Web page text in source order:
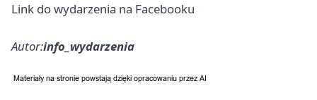
Link do wydarzenia na Facebooku
Autor:info_wydarzenia